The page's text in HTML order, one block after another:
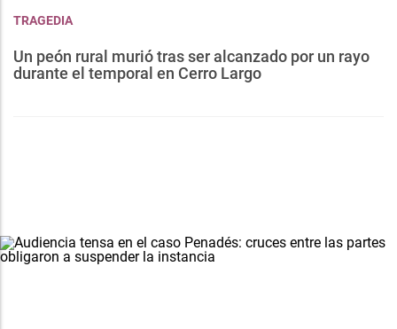
TRAGEDIA
Un peón rural murió tras ser alcanzado por un rayo
durante el temporal en Cerro Largo